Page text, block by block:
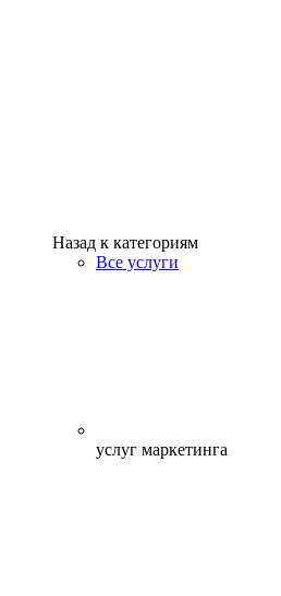
Назад к категориям
Все услуги
услуг маркетинга